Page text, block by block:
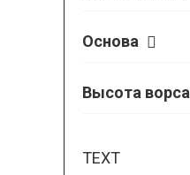
Основа
Высота ворса
TEXT